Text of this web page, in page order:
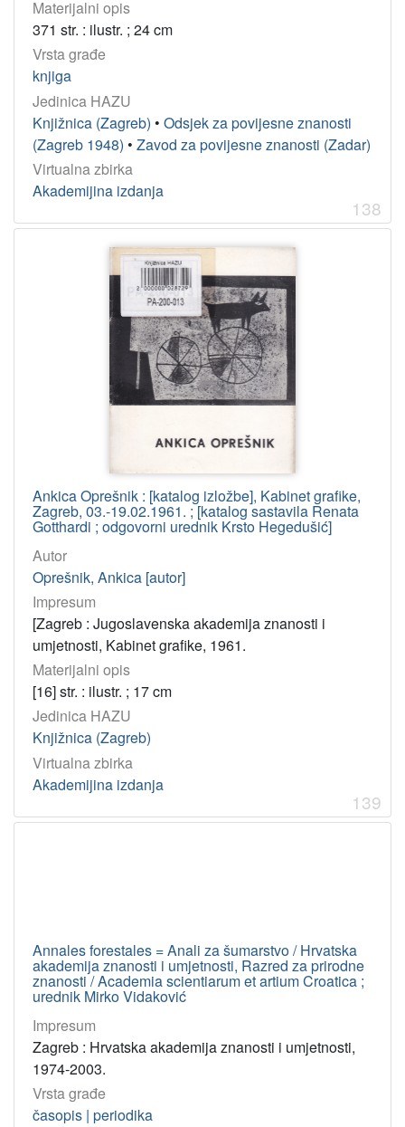
Materijalni opis
371 str. : ilustr. ; 24 cm
Vrsta građe
knjiga
Jedinica HAZU
Knjižnica (Zagreb) • Odsjek za povijesne znanosti
(Zagreb 1948) • Zavod za povijesne znanosti (Zadar)
Virtualna zbirka
Akademijina izdanja
138
Ankica Oprešnik : [katalog izložbe], Kabinet grafike,
Zagreb, 03.-19.02.1961. ; [katalog sastavila Renata
Gotthardi ; odgovorni urednik Krsto Hegedušić]
Autor
Oprešnik, Ankica [autor]
Impresum
[Zagreb : Jugoslavenska akademija znanosti i
umjetnosti, Kabinet grafike, 1961.
Materijalni opis
[16] str. : ilustr. ; 17 cm
Jedinica HAZU
Knjižnica (Zagreb)
Virtualna zbirka
Akademijina izdanja
139
Annales forestales = Anali za šumarstvo / Hrvatska
akademija znanosti i umjetnosti, Razred za prirodne
znanosti / Academia scientiarum et artium Croatica ;
urednik Mirko Vidaković
Impresum
Zagreb : Hrvatska akademija znanosti i umjetnosti,
1974-2003.
Vrsta građe
časopis | periodika